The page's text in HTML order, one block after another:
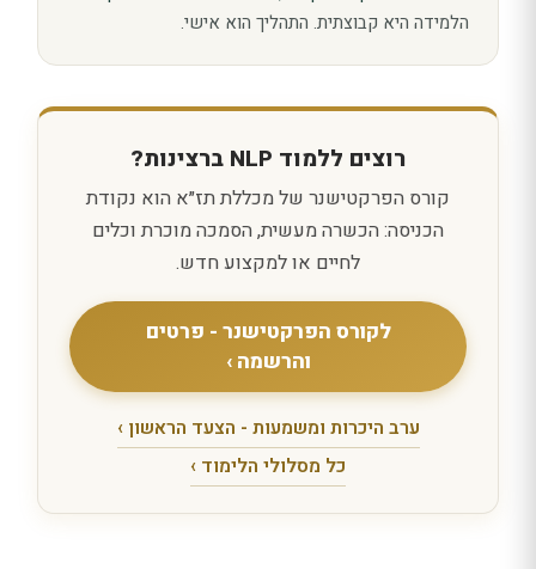
הלמידה היא קבוצתית. התהליך הוא אישי.
רוצים ללמוד NLP ברצינות?
קורס הפרקטישנר של מכללת תז״א הוא נקודת
הכניסה: הכשרה מעשית, הסמכה מוכרת וכלים
לחיים או למקצוע חדש.
לקורס הפרקטישנר - פרטים
והרשמה ›
ערב היכרות ומשמעות - הצעד הראשון ›
כל מסלולי הלימוד ›